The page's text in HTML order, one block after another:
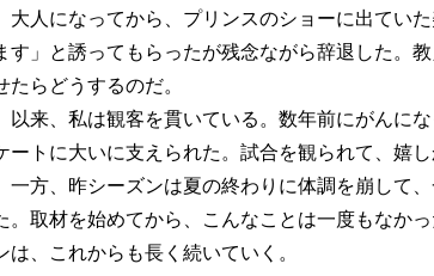
大人になってから、プリンスのショーに出てい
す」と誘ってもらったが残念ながら辞退した。
たらどうするのだ。
以来、私は観客を貫いている。数年前にがんに
ートに大いに支えられた。試合を観られて、嬉し
一方、昨シーズンは夏の終わりに体調を崩して
。取材を始めてから、こんなことは一度もなか
は、これからも長く続いていく。